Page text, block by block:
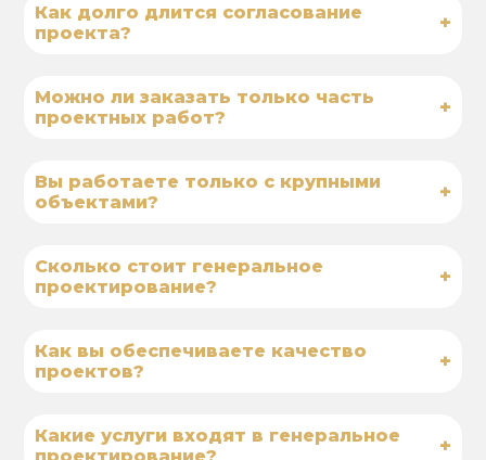
Как долго длится согласование
проекта?
+
Можно ли заказать только часть
проектных работ?
+
Вы работаете только с крупными
объектами?
+
Сколько стоит генеральное
проектирование?
+
Как вы обеспечиваете качество
проектов?
+
Какие услуги входят в генеральное
проектирование?
+